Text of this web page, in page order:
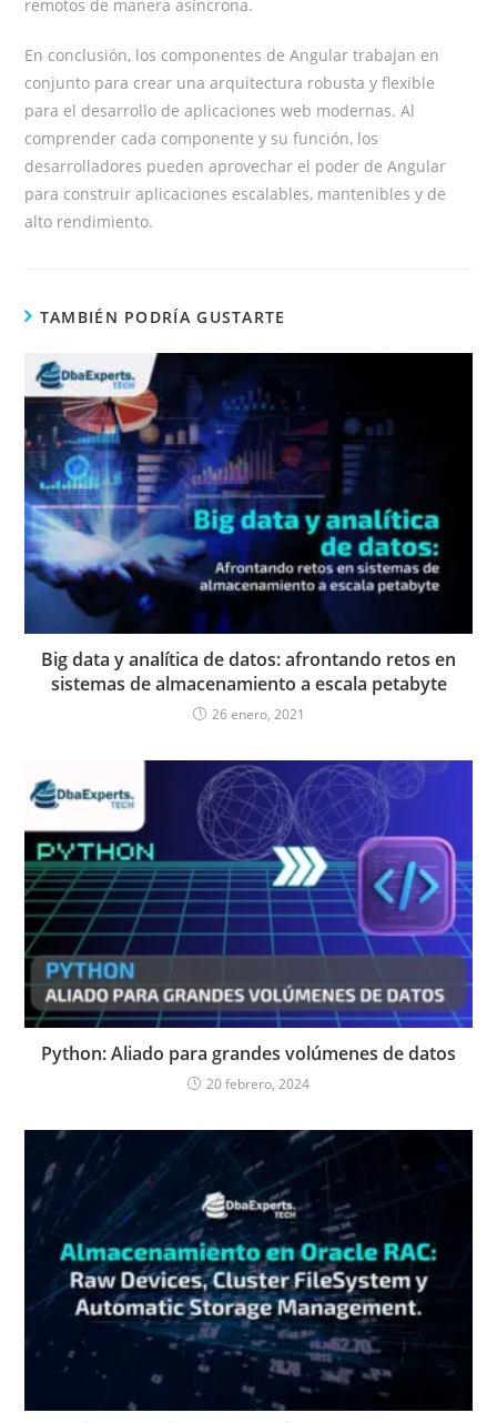
remotos de manera asíncrona.
En conclusión, los componentes de Angular trabajan en
conjunto para crear una arquitectura robusta y flexible
para el desarrollo de aplicaciones web modernas. Al
comprender cada componente y su función, los
desarrolladores pueden aprovechar el poder de Angular
para construir aplicaciones escalables, mantenibles y de
alto rendimiento.
TAMBIÉN PODRÍA GUSTARTE
Big data y analítica de datos: afrontando retos en
sistemas de almacenamiento a escala petabyte
26 enero, 2021
Python: Aliado para grandes volúmenes de datos
20 febrero, 2024